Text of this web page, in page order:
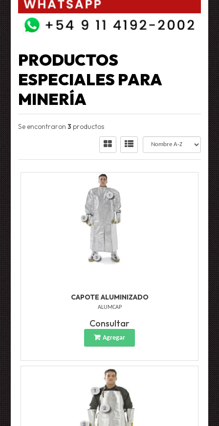
PRODUCTOS
ESPECIALES PARA
MINERÍA
Se encontraron3productos
CAPOTE ALUMINIZADO
ALUMCAP
Consultar
Agregar